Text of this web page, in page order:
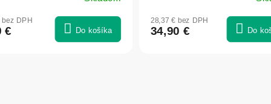
bez DPH
€ Do košíka
28,37 € bez DPH
34,90 € Do